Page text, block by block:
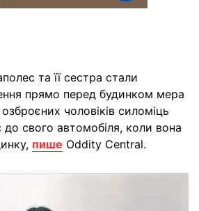
та її сестра стали
прямо перед будинком мера
чоловіків силоміць
до свого автомобіля, коли вона
пише Oddity Central.